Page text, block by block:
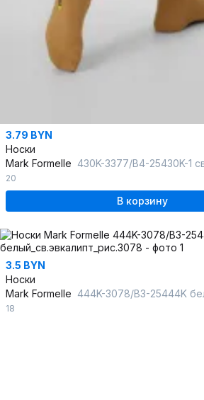
3.79 BYN
Носки
Mark Formelle 430K-3377/B4-25430K-1
20
В корзину
3.5 BYN
Носки
Mark Formelle 444K-3078/B3-25444K
18